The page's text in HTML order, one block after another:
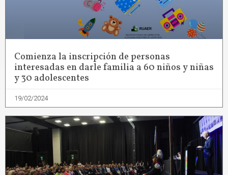
Comienza la inscripción de personas
interesadas en darle familia a 60 niños y niñas
y 30 adolescentes
19/02/2024